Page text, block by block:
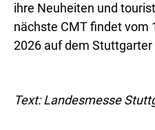
ihre Neuheiten und
nächste CMT findet vom
2026 auf dem
Text: Landesmesse